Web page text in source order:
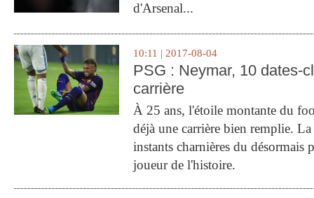
d'Arsenal...
10:11 | 2017-08-04
PSG : Neymar, 10 dates-
carrière
À 25 ans, l'étoile montante du
déjà une carrière bien remplie.
instants charnières du désormais
joueur de l'histoire.